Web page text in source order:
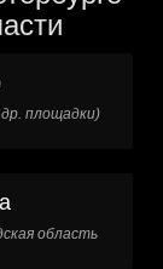
площадки)
область